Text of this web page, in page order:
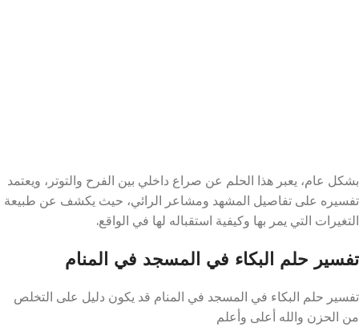
بشكل عام، يعبر هذا الحلم عن صراع داخلي بين الفرح والتوتر، ويعتمد
تفسيره على تفاصيل المشهد ومشاعر الرائي، حيث يكشف عن طبيعة
التغيرات التي يمر بها وكيفية استقباله لها في الواقع.
تفسير حلم البكاء في المسجد في المنام
تفسير حلم البكاء في المسجد في المنام قد يكون دليل على التخلص
من الحزن والله أعلى وأعلم